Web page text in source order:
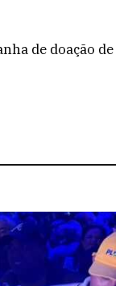
de doação de